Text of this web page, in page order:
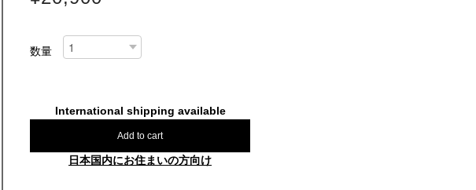
数量
International shipping available
Add to cart
日本国内にお住まいの方向け